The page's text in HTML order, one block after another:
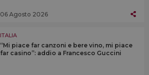
06 Agosto 2026
ITALIA
“Mi piace far canzoni e bere vino, mi piace
far casino”: addio a Francesco Guccini